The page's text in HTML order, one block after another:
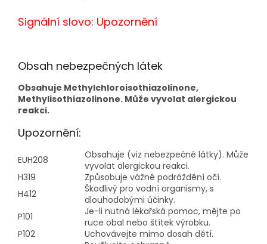
Signální slovo: Upozornění
Obsah nebezpečných látek
Obsahuje Methylchloroisothiazolinone,
Methylisothiazolinone. Může vyvolat alergickou
reakci.
Upozornění:
EUH208
Obsahuje (viz nebezpečné látky). Může
vyvolat alergickou reakci.
H319
Způsobuje vážné podráždění očí.
H412
Škodlivý pro vodní organismy, s
dlouhodobými účinky.
P101
Je-li nutná lékařská pomoc, mějte po
ruce obal nebo štítek výrobku.
P102
Uchovávejte mimo dosah dětí.